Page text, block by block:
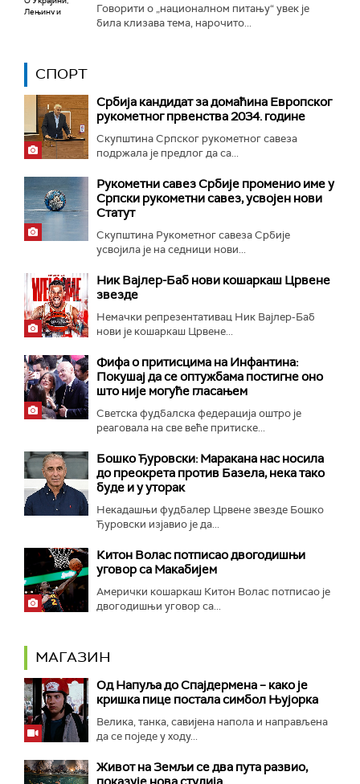
Говорити о „националном питању“ увек је
била клизава тема, нарочито...
СПОРТ
Србија кандидат за домаћина Европског
рукометног првенства 2034. године
Скупштина Српског рукометног савеза
подржала је предлог да са...
Рукометни савез Србије променио име у
Српски рукометни савез, усвојен нови
Статут
Скупштина Рукометног савеза Србије
усвојила је на седници нови...
Ник Вајлер-Баб нови кошаркаш Црвене
звезде
Немачки репрезентативац Ник Вајлер-Баб
нови је кошаркаш Црвене...
Фифа о притисцима на Инфантина:
Покушај да се оптужбама постигне оно
што није могуће гласањем
Светска фудбалска федерација оштро је
реаговала на све веће притиске...
Бошко Ђуровски: Маракана нас носила
до преокрета против Базела, нека тако
буде и у уторак
Некадашњи фудбалер Црвене звезде Бошко
Ђуровски изјавио је да...
Китон Волас потписао двогодишњи
уговор са Макабијем
Амерички кошаркаш Китон Волас потписао је
двогодишњи уговор са...
МАГАЗИН
Од Напуља до Спајдермена – како је
кришка пице постала симбол Њујорка
Велика, танка, савијена напола и направљена
да се поједе у ходу...
Живот на Земљи се два пута развио,